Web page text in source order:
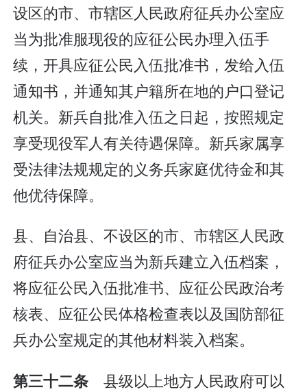
设区的市、市辖区人民政府征兵办公室应
当为批准服现役的应征公民办理入伍手
续，开具应征公民入伍批准书，发给入伍
通知书，并通知其户籍所在地的户口登记
机关。新兵自批准入伍之日起，按照规定
享受现役军人有关待遇保障。新兵家属享
受法律法规规定的义务兵家庭优待金和其
他优待保障。
县、自治县、不设区的市、市辖区人民政
府征兵办公室应当为新兵建立入伍档案，
将应征公民入伍批准书、应征公民政治考
核表、应征公民体格检查表以及国防部征
兵办公室规定的其他材料装入档案。
第三十二条 县级以上地方人民政府可以